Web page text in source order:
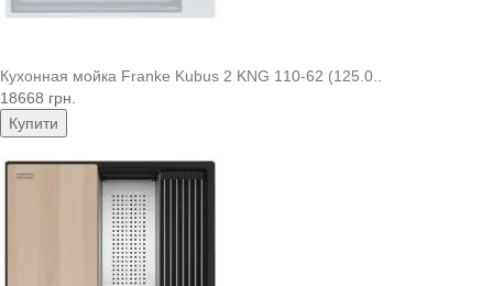
Кухонная мойка Franke Kubus 2 KNG 110-62 (125.0..
18668 грн.
Купити